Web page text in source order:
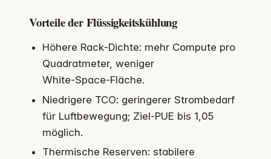
Vorteile der Flüssigkeitskühlung
Höhere Rack‑Dichte: mehr Compute pro
Quadratmeter, weniger
White‑Space‑Fläche.
Niedrigere TCO: geringerer Strombedarf
für Luftbewegung; Ziel‑PUE bis 1,05
möglich.
Thermische Reserven: stabilere